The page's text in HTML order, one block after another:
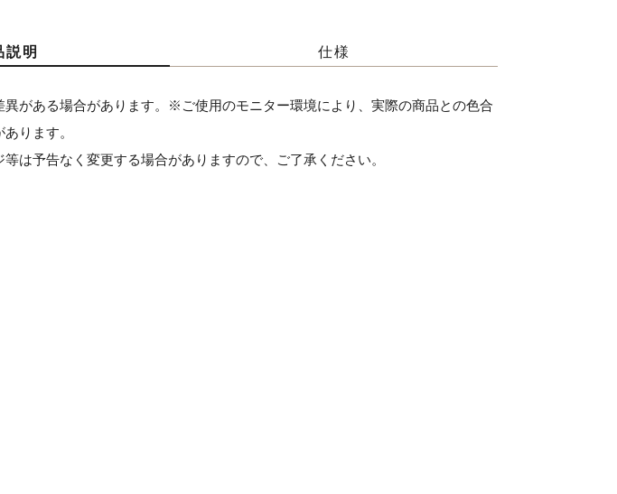
説明 仕様
がある場合があります。※ご使用のモニター環境により、実際の商品との色合
ります。
は予告なく変更する場合がありますので、ご了承ください。